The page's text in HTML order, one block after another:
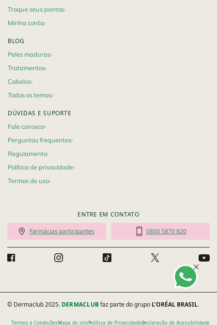
Troque seus pontos
Minha conta
BLOG
Peles maduras
Tratamentos
Cabelos
Todos os temas
DÚVIDAS E SUPORTE
Fale conosco
Perguntas frequentes
Regulamento
Política de privacidade
Termos de uso
ENTRE EM CONTATO
Farmácias participantes 0800 5870 820
© Dermaclub 2025. DERMACLUBfaz parte do grupo L’ORÉAL BRASIL.
Termos e CondiçõesMapa do sitePolítica de PrivacidadeDeclaração de Acessibilidade